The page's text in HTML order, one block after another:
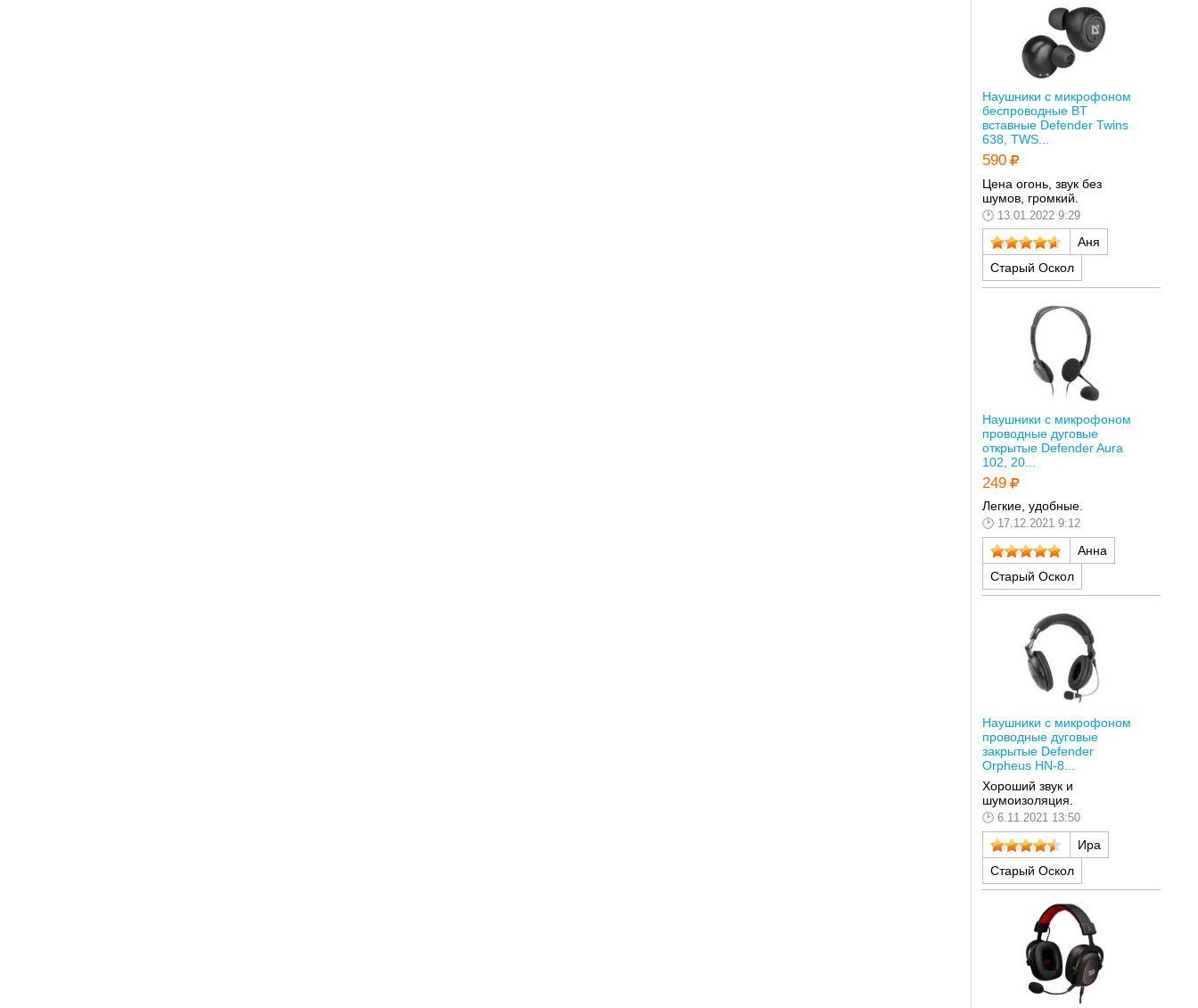
Наушники с микрофоном
беспроводные BT
вставные Defender Twins
638, TWS...
590
Цена огонь, звук без
шумов, громкий.
13.01.2022 9:29
Аня
Старый Оскол
Наушники с микрофоном
проводные дуговые
открытые Defender Aura
102, 20...
249
Легкие, удобные.
17.12.2021 9:12
Анна
Старый Оскол
Наушники с микрофоном
проводные дуговые
закрытые Defender
Orpheus HN-8...
Хороший звук и
шумоизоляция.
6.11.2021 13:50
Ира
Старый Оскол